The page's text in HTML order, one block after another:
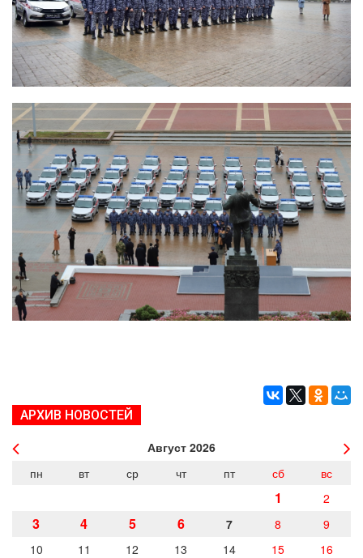
АРХИВ НОВОСТЕЙ
Август 2026
пн
вт ср чт пт сб вс
1 2
3 4 5 6 7 8
9
10
11 12 13 14 15
16